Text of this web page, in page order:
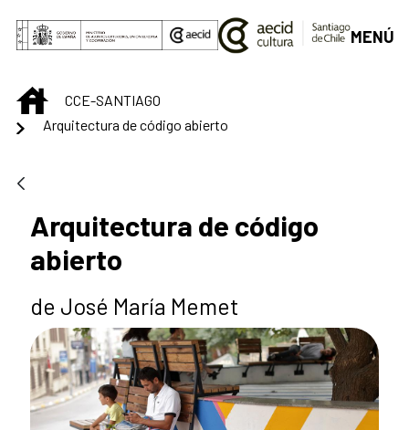
Skip to Main Content
MENÚ
INICIOCCE-SANTIAGO
Arquitectura de código abierto
Arquitectura de código
abierto
de José María Memet